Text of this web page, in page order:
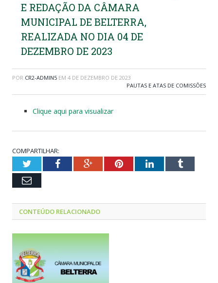
E REDAÇÃO DA CÂMARA
MUNICIPAL DE BELTERRA,
REALIZADA NO DIA 04 DE
DEZEMBRO DE 2023
POR CR2-ADMIN5 EM 4 DE DEZEMBRO DE 2023
PAUTAS E ATAS DE COMISSÕES
Clique aqui para visualizar
COMPARTILHAR:
TwitterFacebookGoogle+PinterestLinkedInTumblr
Email
CONTEÚDO RELACIONADO